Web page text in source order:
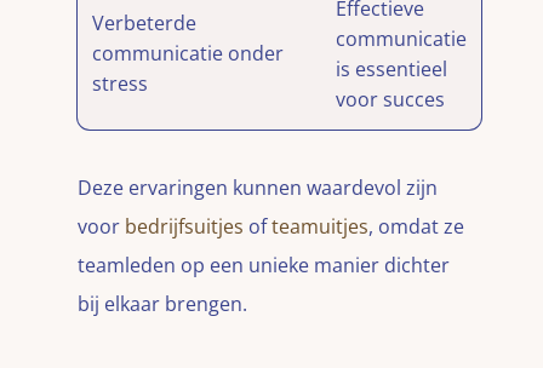
Verbeterde
communicatie onder
stress
Effectieve
communicatie
is essentieel
voor succes
Deze ervaringen kunnen waardevol zijn
voor bedrijfsuitjes ofteamuitjes, omdat ze
teamleden op een unieke manier dichter
bij elkaar brengen.